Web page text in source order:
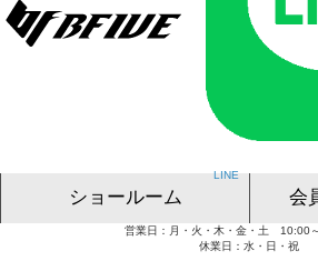
ショールーム
東京ショールーム
名古屋ショールーム
大阪ショールーム
福岡ショールーム
会
営業日：月・火・木・金・土
休業日：水・日・祝